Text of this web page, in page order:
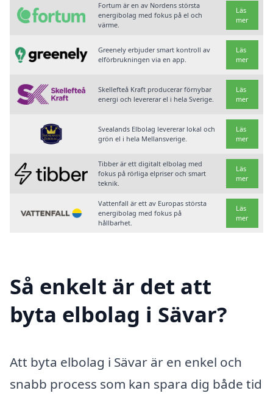
Fortum är en av Nordens största
energibolag med fokus på el och
värme.
Läs
mer
Greenely erbjuder smart kontroll av
elförbrukningen via en app.
Läs
mer
Skellefteå Kraft producerar förnybar
energi och levererar el i hela Sverige.
Läs
mer
Svealands Elbolag levererar lokal och
grön el i hela Mellansverige.
Läs
mer
Tibber är ett digitalt elbolag med
fokus på rörliga elpriser och smart
teknik.
Läs
mer
Vattenfall är ett av Europas största
energibolag med fokus på
hållbarhet.
Läs
mer
Så enkelt är det att
byta elbolag i Sävar?
Att byta elbolag i Sävar är en enkel och
snabb process som kan spara dig både tid